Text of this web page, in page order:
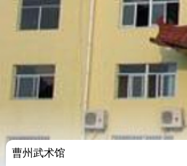
曹州武术馆